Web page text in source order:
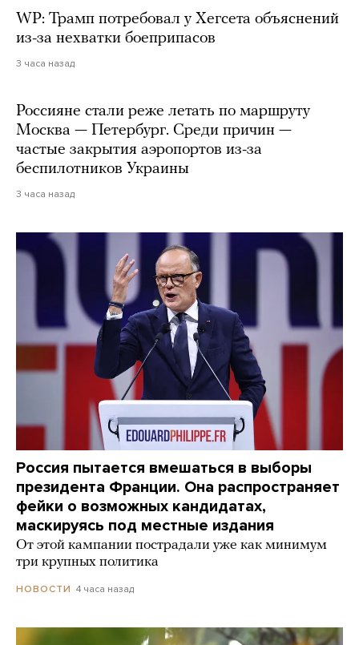
WP: Трамп потребовал у Хегсета объяснений
из-за нехватки боеприпасов
3 часа назад
Россияне стали реже летать по маршруту
Москва — Петербург. Среди причин —
частые закрытия аэропортов из-за
беспилотников Украины
3 часа назад
Россия пытается вмешаться в выборы
президента Франции. Она распространяет
фейки о возможных кандидатах,
маскируясь под местные издания
От этой кампании пострадали уже как минимум
три крупных политика
НОВОСТИ 4 часа назад